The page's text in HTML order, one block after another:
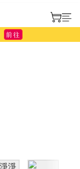
前往